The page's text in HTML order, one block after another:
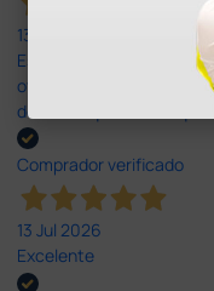
13 Jul 2026
Es fácil hacer el pedido.
otras plataformas de
del doble que en
Comprador verificado
13 Jul 2026
Excelente